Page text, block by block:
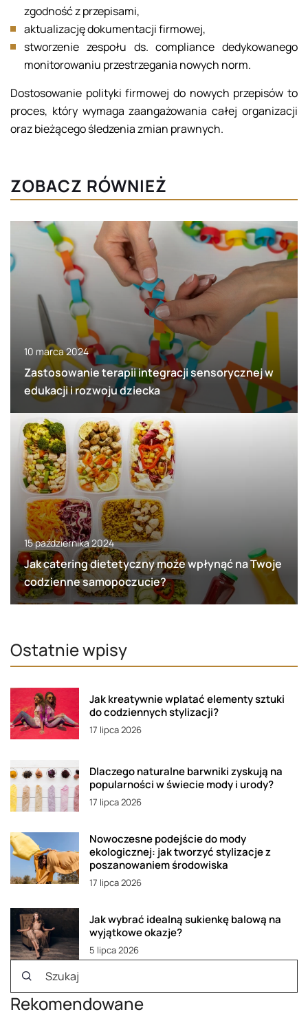
zgodność z przepisami,
aktualizację dokumentacji firmowej,
stworzenie zespołu ds. compliance dedykowanego
monitorowaniu przestrzegania nowych norm.
Dostosowanie polityki firmowej do nowych przepisów to
proces, który wymaga zaangażowania całej organizacji
oraz bieżącego śledzenia zmian prawnych.
ZOBACZ RÓWNIEŻ
10 marca 2024
Zastosowanie terapii integracji sensorycznej w
edukacji i rozwoju dziecka
15 października 2024
Jak catering dietetyczny może wpłynąć na Twoje
codzienne samopoczucie?
Ostatnie wpisy
Jak kreatywnie wplatać elementy sztuki
do codziennych stylizacji?
17 lipca 2026
Dlaczego naturalne barwniki zyskują na
popularności w świecie mody i urody?
17 lipca 2026
Nowoczesne podejście do mody
ekologicznej: jak tworzyć stylizacje z
poszanowaniem środowiska
17 lipca 2026
Jak wybrać idealną sukienkę balową na
wyjątkowe okazje?
5 lipca 2026
Rekomendowane